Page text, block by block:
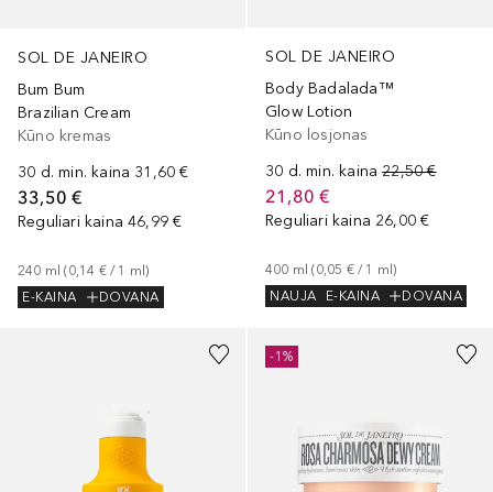
SOL DE JANEIRO
Bum Bum
Brazilian Cream
Kūno kremas
30 d. min. kaina 31,60 €
33,50 €
Reguliari kaina 46,99 €
240 ml (0,14 € / 1 ml)
E-KAINA
DOVANA
SOL DE JANEIRO
Body Badalada™
Glow Lotion
Kūno losjonas
30 d. min. kaina 22,50 €
21,80 €
Reguliari kaina 26,00 €
400 ml (0,05 € / 1 ml)
NAUJA
E-KAINA DOVANA
-1%